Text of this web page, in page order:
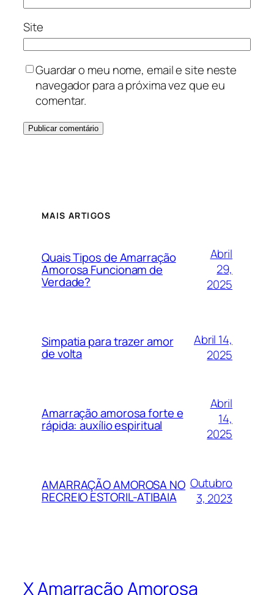
Site
Guardar o meu nome, email e site neste
navegador para a próxima vez que eu
comentar.
MAIS ARTIGOS
Quais Tipos de Amarração
Amorosa Funcionam de
Verdade?
Abril
29,
2025
Simpatia para trazer amor
de volta
Abril 14,
2025
Amarração amorosa forte e
rápida: auxílio espiritual
Abril
14,
2025
AMARRAÇÃO AMOROSA NO
RECREIO ESTORIL-ATIBAIA
Outubro
3, 2023
X Amarração Amorosa